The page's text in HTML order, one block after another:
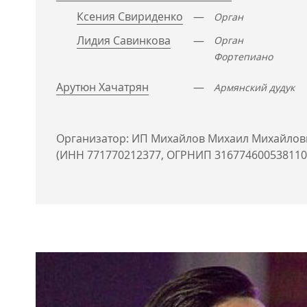
Ксения Свириденко
— Орган
Лидия Савинкова —
Орган
Фортепиано
Арутюн Хачатрян — Армянский дудук
Организатор: ИП Михайлов Михаил
(ИНН 771770212377, ОГРНИП